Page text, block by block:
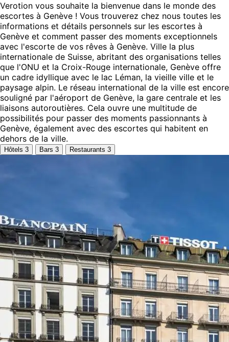
Verotion vous souhaite la bienvenue dans le monde des
escortes à Genève ! Vous trouverez chez nous toutes les
informations et détails personnels sur les escortes à
Genève et comment passer des moments exceptionnels
avec l'escorte de vos rêves à Genève. Ville la plus
internationale de Suisse, abritant des organisations telles
que l'ONU et la Croix-Rouge internationale, Genève offre
un cadre idyllique avec le lac Léman, la vieille ville et le
paysage alpin. Le réseau international de la ville est encore
souligné par l'aéroport de Genève, la gare centrale et les
liaisons autoroutières. Cela ouvre une multitude de
possibilités pour passer des moments passionnants à
Genève, également avec des escortes qui habitent en
dehors de la ville.
Hôtels 3 Bars 3 Restaurants 3